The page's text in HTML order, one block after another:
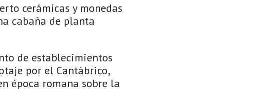
cerámicas y monedas
cabaña de planta
de establecimientos
por el Cantábrico,
época romana sobre la